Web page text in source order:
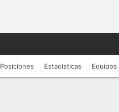
Posiciones Estadísticas Equipos